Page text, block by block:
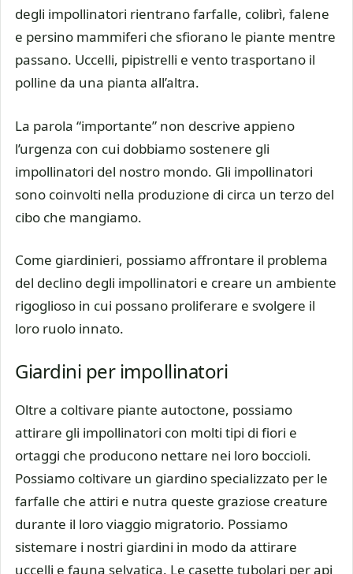
degli impollinatori rientrano farfalle, colibrì, falene
e persino mammiferi che sfiorano le piante mentre
passano. Uccelli, pipistrelli e vento trasportano il
polline da una pianta all’altra.
La parola “importante” non descrive appieno
l’urgenza con cui dobbiamo sostenere gli
impollinatori del nostro mondo. Gli impollinatori
sono coinvolti nella produzione di circa un terzo del
cibo che mangiamo.
Come giardinieri, possiamo affrontare il problema
del declino degli impollinatori e creare un ambiente
rigoglioso in cui possano proliferare e svolgere il
loro ruolo innato.
Giardini per impollinatori
Oltre a coltivare piante autoctone, possiamo
attirare gli impollinatori con molti tipi di fiori e
ortaggi che producono nettare nei loro boccioli.
Possiamo coltivare un giardino specializzato per le
farfalle che attiri e nutra queste graziose creature
durante il loro viaggio migratorio. Possiamo
sistemare i nostri giardini in modo da attirare
uccelli e fauna selvatica. Le casette tubolari per api